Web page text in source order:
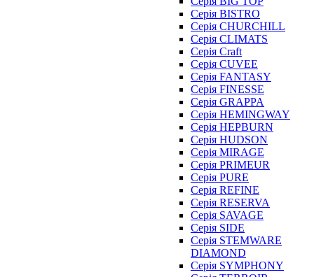
Серія BISTRO
Серія CHURCHILL
Серія CLIMATS
Серія Craft
Серія CUVEE
Серія FANTASY
Серія FINESSE
Серія GRAPPA
Серія HEMINGWAY
Серія HEPBURN
Серія HUDSON
Серія MIRAGE
Серія PRIMEUR
Серія PURE
Серія REFINE
Серія RESERVA
Серія SAVAGE
Серія SIDE
Серія STEMWARE
DIAMOND
Серія SYMPHONY